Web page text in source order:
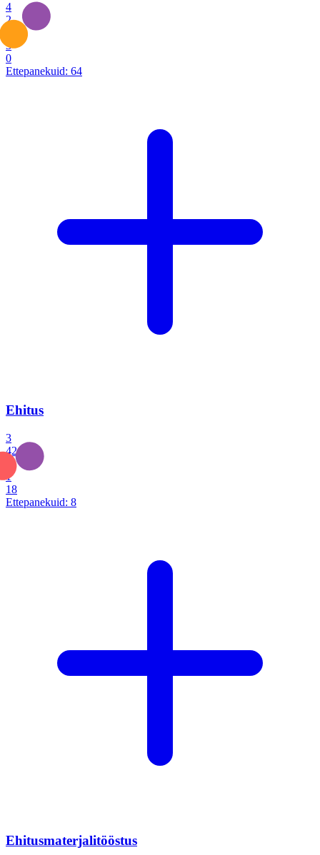
4
2
3
0
Ettepanekuid: 64
Ehitus
3
42
1
18
Ettepanekuid: 8
Ehitusmaterjalitööstus